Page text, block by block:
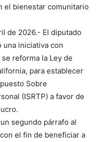
el bienestar comunitario
de 2026.- El diputado
iniciativa con
reforma la Ley de
para establecer
Sobre
(ISRTP) a favor de
segundo párrafo al
el fin de beneficiar a